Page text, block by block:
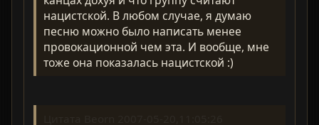
нацистской. В любом случае, я думаю
песню можно было написать менее
провокационной чем эта. И вообще, мне
тоже она показалась нацистской :)